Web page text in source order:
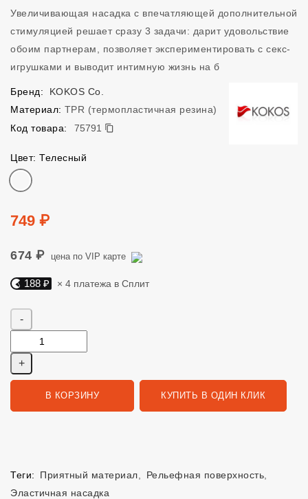
Увеличивающая насадка с впечатляющей дополнительной
стимуляцией решает сразу 3 задачи: дарит удовольствие
обоим партнерам, позволяет экспериментировать с секс-
игрушками и выводит интимную жизнь на б
Бренд:
KOKOS Co.
Материал: TPR (термопластичная резина)
Код товара:
75791
75791
Цвет: Телесный
Цвет
Цена
749 ₽
674 ₽ цена по VIP карте
Яндекс Сплит. 188 руб, 4 платежа в Сплит
188 ₽ × 4 платежа в Сплит
В КОРЗИНУ КУПИТЬ В ОДИН КЛИК
Теги: Приятный материал Рельефная поверхность
Эластичная насадка